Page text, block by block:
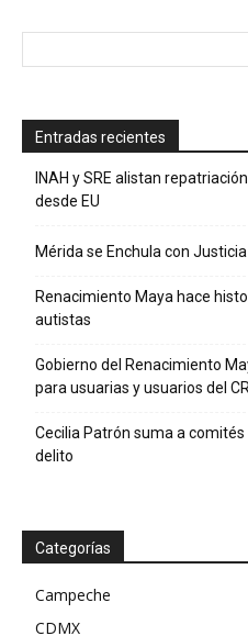
Entradas recientes
INAH y SRE alistan
desde EU
Mérida se Enchula con
Renacimiento Maya hace
autistas
Gobierno del Renacimiento
para usuarias y usuarios del
Cecilia Patrón suma a
delito
Categorías
Campeche
CDMX